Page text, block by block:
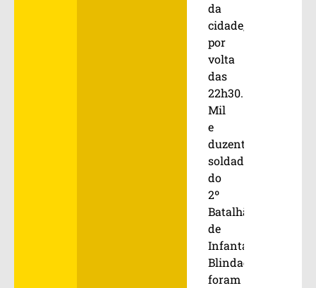
da
cidade,
por
volta
das
22h30.
Mil
e
duzentos
soldados
do
2º
Batalhão
de
Infantaria
Blindada
foram